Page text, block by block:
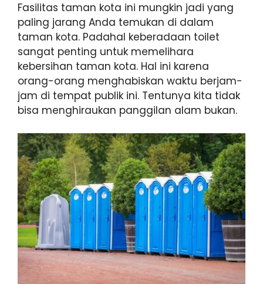
Fasilitas taman kota ini mungkin jadi yang
paling jarang Anda temukan di dalam
taman kota. Padahal keberadaan toilet
sangat penting untuk memelihara
kebersihan taman kota. Hal ini karena
orang-orang menghabiskan waktu berjam-
jam di tempat publik ini. Tentunya kita tidak
bisa menghiraukan panggilan alam bukan.